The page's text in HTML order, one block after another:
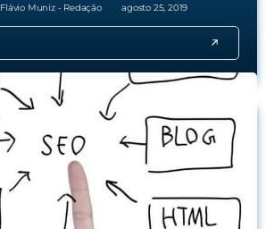
Flávio Muniz - Redação agosto 25, 2019